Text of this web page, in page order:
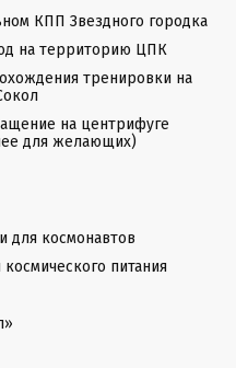
КПП Звездного городка
на территорию ЦПК
тренировки на
на центрифуге
для желающих)
для космонавтов
питания